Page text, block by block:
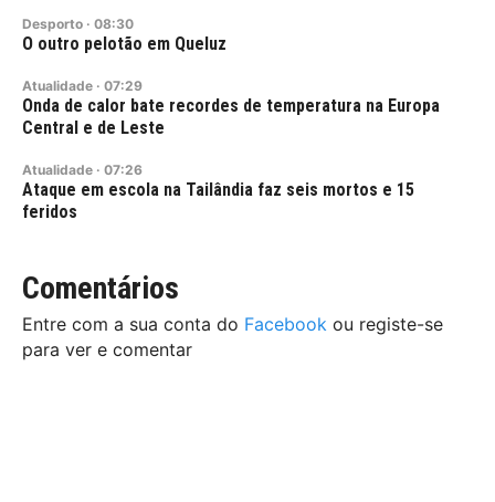
Desporto · 08:30
O outro pelotão em Queluz
Atualidade · 07:29
Onda de calor bate recordes de temperatura na Europa
Central e de Leste
Atualidade · 07:26
Ataque em escola na Tailândia faz seis mortos e 15
feridos
Comentários
Entre com a sua conta do Facebook ou registe-se
para ver e comentar